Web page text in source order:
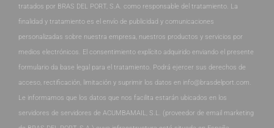
tratados por BRAS DEL PORT, S.A. como responsable del tratamiento. La
finalidad y tratamiento es el envío de publicidad y comunicaciones
personalizadas sobre nuestra empresa, nuestros productos y servicios por
medios electrónicos. El consentimiento explícito adquirido enviando el presente
formulario da base legal para el tratamiento. Podrá ejercer sus derechos de
acceso, rectificación, limitación y suprimir los datos en info@brasdelport.com.
Le informamos que los datos que nos facilita estarán ubicados en los
servidores de servidores de ACUMBAMAIL, S.L. (proveedor de email marketing